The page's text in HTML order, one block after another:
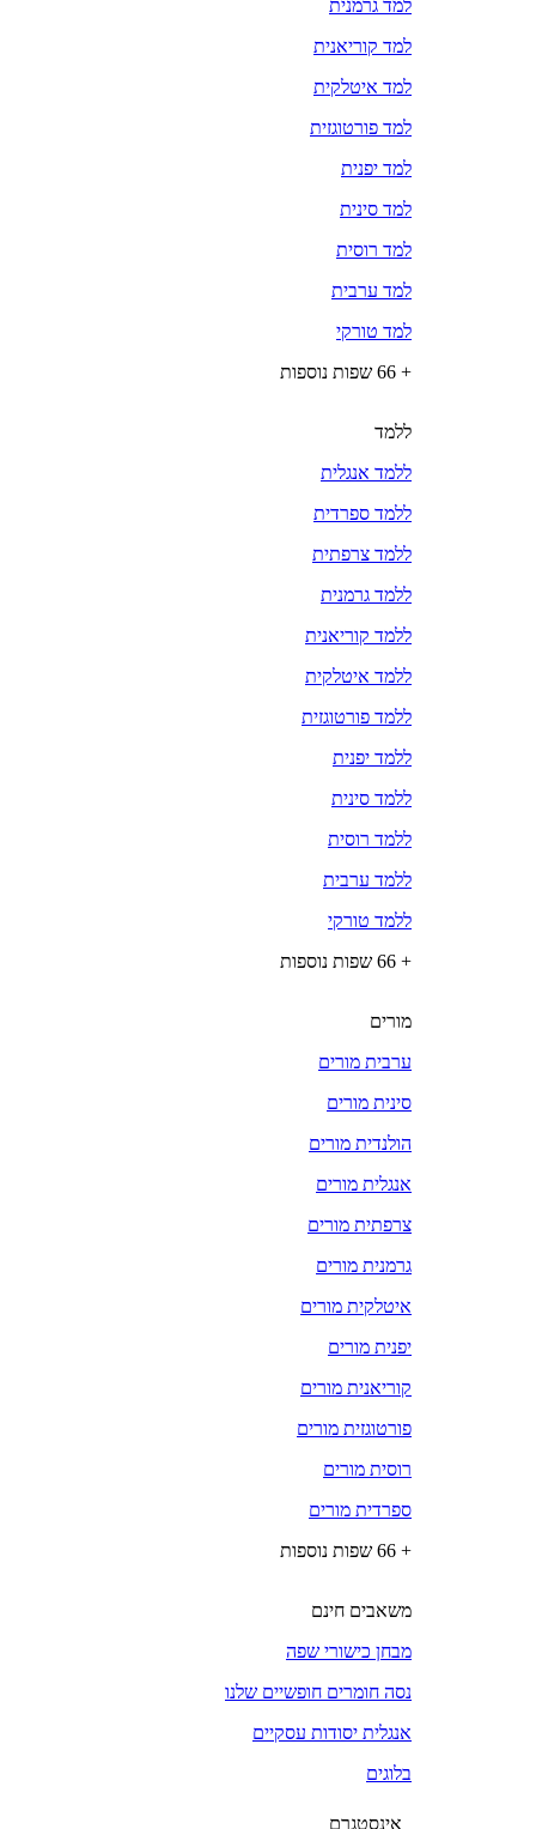
למד גרמנית
למד קוריאנית
למד איטלקית
למד פורטוגזית
למד יפנית
למד סינית
למד רוסית
למד ערבית
למד טורקי
+ 66 שפות נוספות
ללמד
ללמד אנגלית
ללמד ספרדית
ללמד צרפתית
ללמד גרמנית
ללמד קוריאנית
ללמד איטלקית
ללמד פורטוגזית
ללמד יפנית
ללמד סינית
ללמד רוסית
ללמד ערבית
ללמד טורקי
+ 66 שפות נוספות
מורים
ערבית מורים
סינית מורים
הולנדית מורים
אנגלית מורים
צרפתית מורים
גרמנית מורים
איטלקית מורים
יפנית מורים
קוריאנית מורים
פורטוגזית מורים
רוסית מורים
ספרדית מורים
+ 66 שפות נוספות
משאבים חינם
מבחן כישורי שפה
נסה חומרים חופשיים שלנו
אנגלית יסודות עסקיים
בלוגים
אינסטגרם